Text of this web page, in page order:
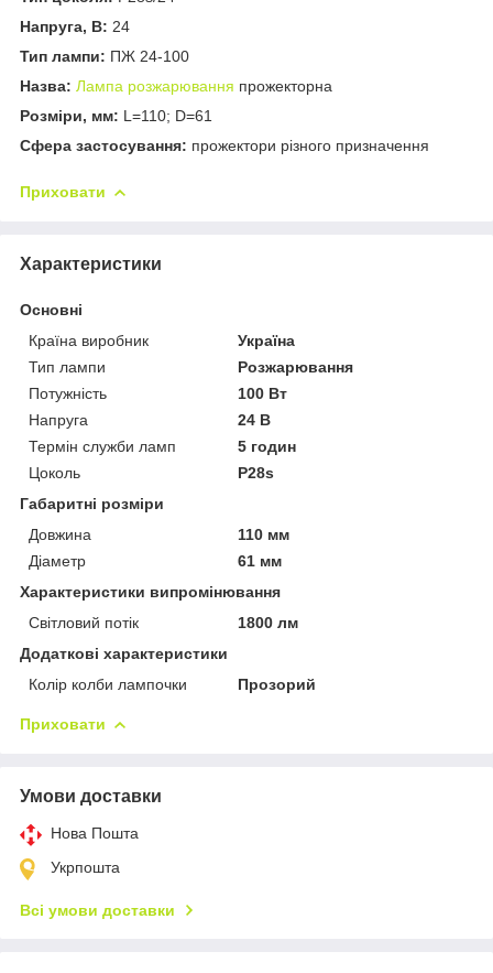
Напруга, В: 24
Тип лампи: ПЖ 24-100
Назва: Лампа розжарювання прожекторна
Розміри, мм: L=110; D=61
Сфера застосування: прожектори різного призначення
Приховати
Характеристики
Основні
Країна виробник
Україна
Тип лампи
Розжарювання
Потужність
100 Вт
Напруга
24 В
Термін служби ламп
5 годин
Цоколь
P28s
Габаритні розміри
Довжина
110 мм
Діаметр
61 мм
Характеристики випромінювання
Світловий потік
1800 лм
Додаткові характеристики
Колір колби лампочки
Прозорий
Приховати
Умови доставки
Нова Пошта
Укрпошта
Всі умови доставки